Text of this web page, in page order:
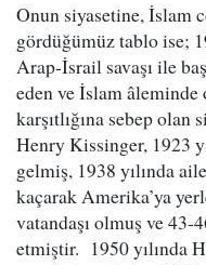
Onun siyasetine, İslam
gördüğümüz tablo ise;
Arap-İsrail savaşı ile
eden ve İslam
karşıtlığına sebep
Henry Kissinger, 1923
gelmiş, 1938 yılında
kaçarak Amerika’ya
vatandaşı olmuş ve
etmiştir. 1950 yılında